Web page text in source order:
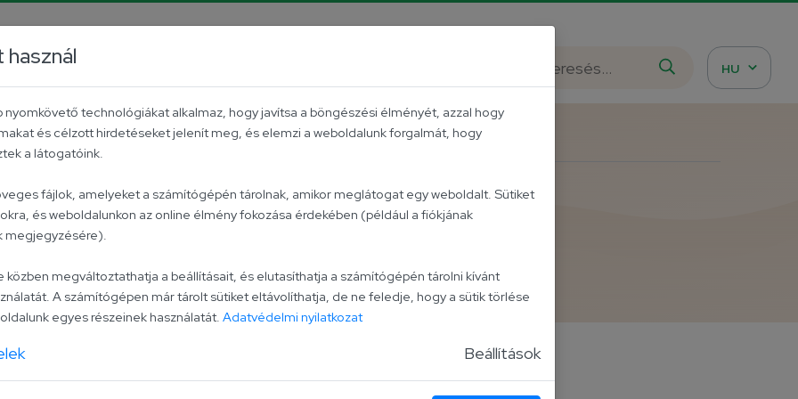
HU
nyereményjáték
címmel Instagram nyereményjátékot
nyomkövető technológiákat alkalmaz, hogy javítsa a böngészési élményét, azzal hogy
és célzott hirdetéseket jelenít meg, és elemzi a weboldalunk forgalmát, hogy
a látogatóink.
fájlok, amelyeket a számítógépén tárolnak, amikor meglátogat egy weboldalt. Sütiket
és weboldalunkon az online élmény fokozása érdekében (például a fiókjának
megjegyzésére).
közben megváltoztathatja a beállításait, és elutasíthatja a számítógépén tárolni kívánt
A számítógépen már tárolt sütiket eltávolíthatja, de ne feledje, hogy a sütik törlése
egyes részeinek használatát. Adatvédelmi nyilatkozat
Beállítások